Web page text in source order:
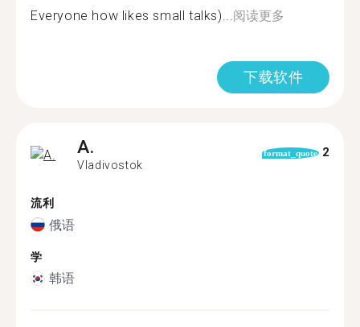
Everyone how likes small talks)...阅读更多
下载软件
A.
Vladivostok
format_quote 2
流利
俄语
学
韩语